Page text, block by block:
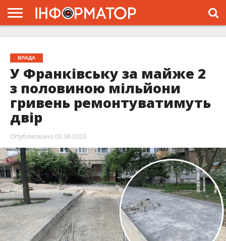
ВЛАДА
У Франківську за майже 2
з половиною мільйони
гривень ремонтуватимуть
двір
Опубліковано 03.06.2023